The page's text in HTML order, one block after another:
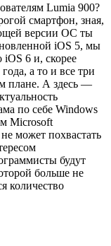
Lumia 900?
смартфон, зная,
версии ОС ты
iOS 5, мы
iOS 6 и, скорее
а то и все три
плане. А здесь —
по себе Windows
Microsoft
может похвастать
будут
больше не
количество